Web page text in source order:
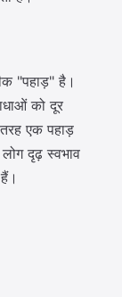
"पहाड़" है।
को दूर
एक पहाड़
दृढ़ स्वभाव